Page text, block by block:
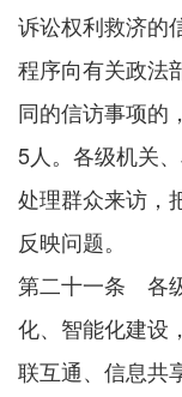
诉讼权利救济的
程序向有关政法
同的信访事项的
5人。各级机关
处理群众来访，
反映问题。
第二十一条 各
化、智能化建设
联互通、信息共